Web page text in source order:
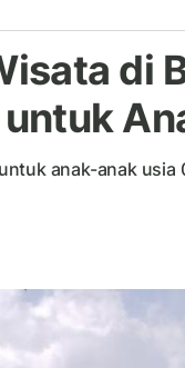
di
anak-anak usia